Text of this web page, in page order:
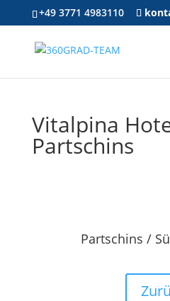
+49 3771 4983110
Vitalpina
Partschins
Partschins /